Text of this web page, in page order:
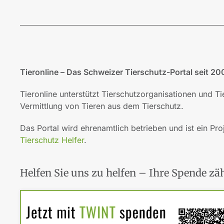
Tieronline – Das Schweizer Tierschutz-Portal seit
Tieronline unterstützt Tierschutzorganisationen und
Vermittlung von Tieren aus dem Tierschutz.
Das Portal wird ehrenamtlich betrieben und ist ein
Tierschutz Helfer.
Helfen Sie uns zu helfen – Ihre Spende